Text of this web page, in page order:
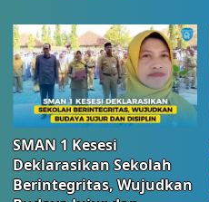
SMAN 1 Kesesi
Deklarasikan Sekolah
Berintegritas, Wujudkan